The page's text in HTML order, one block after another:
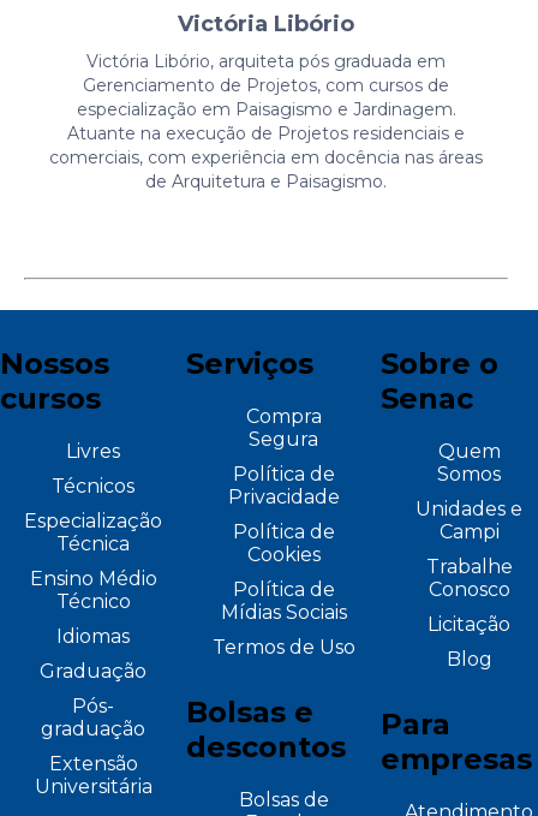
Victória Libório
Victória Libório, arquiteta pós graduada em
Gerenciamento de Projetos, com cursos de
especialização em Paisagismo e Jardinagem.
Atuante na execução de Projetos residenciais e
comerciais, com experiência em docência nas áreas
de Arquitetura e Paisagismo.
Nossos
cursos
Livres
Técnicos
Especialização
Técnica
Ensino Médio
Técnico
Idiomas
Graduação
Pós-
graduação
Extensão
Universitária
Serviços
Compra
Segura
Política de
Privacidade
Política de
Cookies
Política de
Mídias Sociais
Termos de Uso
Bolsas e
descontos
Bolsas de
Sobre o
Senac
Quem
Somos
Unidades e
Campi
Trabalhe
Conosco
Licitação
Blog
Para
empresas
Atendimento